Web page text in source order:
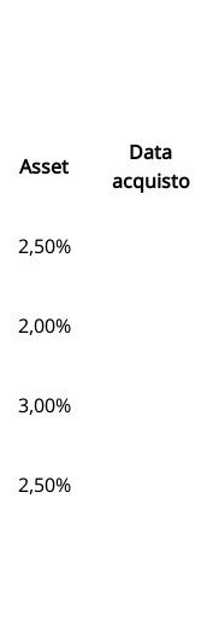
Asset
Data
acquisto
2,50%
2,00%
3,00%
2,50%